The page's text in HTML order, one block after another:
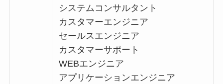
システムコンサルタント
カスタマーエンジニア
セールスエンジニア
カスタマーサポート
WEBエンジニア
アプリケーションエンジニア